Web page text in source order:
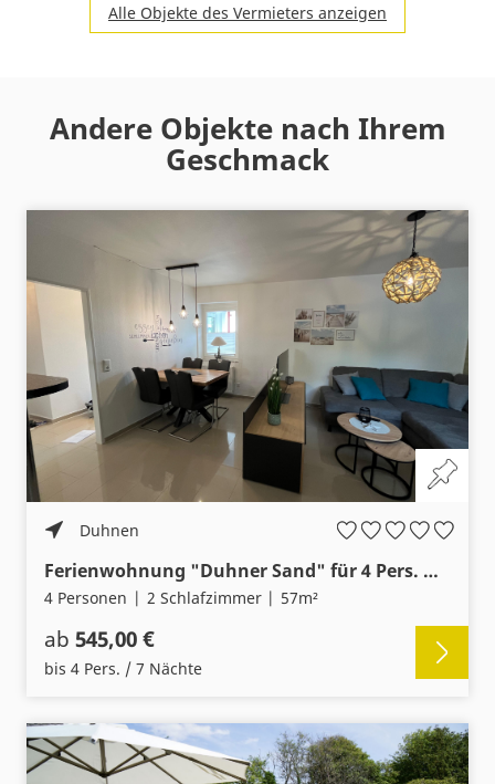
Alle Objekte des Vermieters anzeigen
Andere Objekte nach Ihrem
Geschmack
Duhnen
Ferienwohnung "Duhner Sand" für 4 Pers. mit Schwimmbad- und Sauna-Nutzung
4 Personen 2 Schlafzimmer 57m²
ab 545,00 €
bis 4 Pers. / 7 Nächte